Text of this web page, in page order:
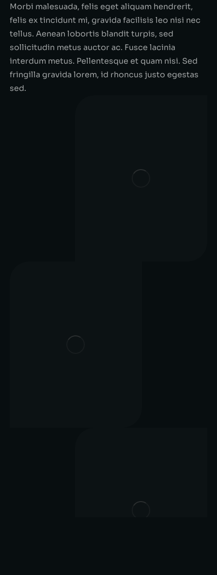
Morbi malesuada, felis eget aliquam hendrerit,
felis ex tincidunt mi, gravida facilisis leo nisi nec
tellus. Aenean lobortis blandit turpis, sed
sollicitudin metus auctor ac. Fusce lacinia
interdum metus. Pellentesque et quam nisi. Sed
fringilla gravida lorem, id rhoncus justo egestas
sed.